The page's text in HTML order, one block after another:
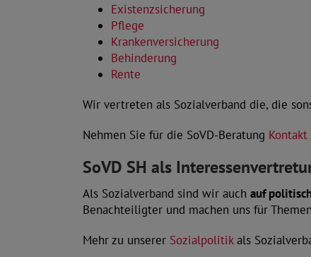
Existenzsicherung
Pflege
Krankenversicherung
Behinderung
Rente
Wir vertreten als Sozialverband die, die
Nehmen Sie für die SoVD-Beratung Kontakt
SoVD SH als
Als Sozialverband sind wir auch auf
Benachteiligter und machen uns für
Mehr zu unserer Sozialpolitikals